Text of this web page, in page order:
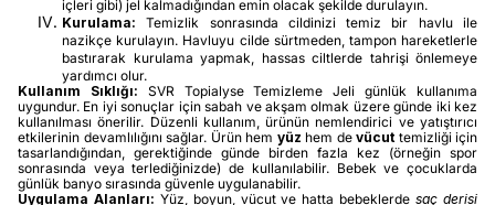
içleri gibi) jel kalmadığından emin olacak şekilde durulayın.
Kurulama: Temizlik sonrasında cildinizi temiz bir havlu ile
nazikçe kurulayın. Havluyu cilde sürtmeden, tampon hareketlerle
bastırarak kurulama yapmak, hassas ciltlerde tahrişi önlemeye
yardımcı olur.
Kullanım Sıklığı: SVR Topialyse Temizleme Jeli günlük kullanıma
uygundur. En iyi sonuçlar için sabah ve akşam olmak üzere günde iki kez
kullanılması önerilir. Düzenli kullanım, ürünün nemlendirici ve yatıştırıcı
etkilerinin devamlılığını sağlar. Ürün hem yüz hem de vücut temizliği için
tasarlandığından, gerektiğinde günde birden fazla kez (örneğin spor
sonrasında veya terlediğinizde) de kullanılabilir. Bebek ve çocuklarda
günlük banyo sırasında güvenle uygulanabilir.
Uygulama Alanları: Yüz, boyun, vücut ve hatta bebeklerdesaç derisi